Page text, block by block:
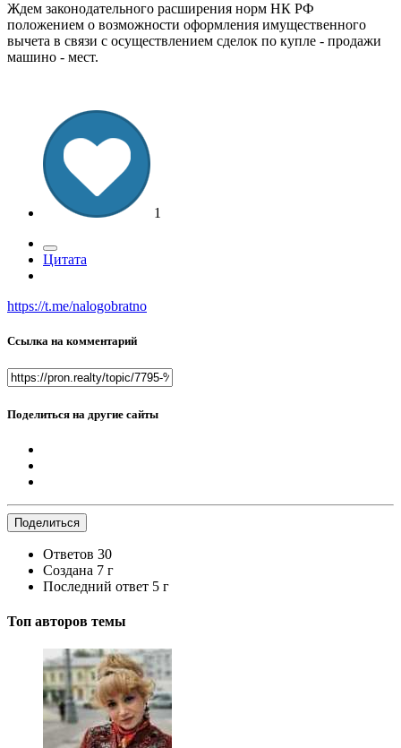
Ждем законодательного расширения норм НК РФ
положением о возможности оформления имущественного
вычета в связи с осуществлением сделок по купле - продажи
машино - мест.
1
Цитата
https://t.me/nalogobratno
Ссылка на комментарий
Поделиться на другие сайты
Поделиться
Ответов 30
Создана 7 г
Последний ответ 5 г
Топ авторов темы